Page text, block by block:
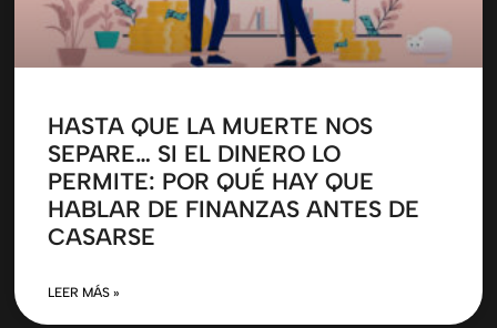
HASTA QUE LA MUERTE NOS
SEPARE… SI EL DINERO LO
PERMITE: POR QUÉ HAY QUE
HABLAR DE FINANZAS ANTES DE
CASARSE
LEER MÁS »